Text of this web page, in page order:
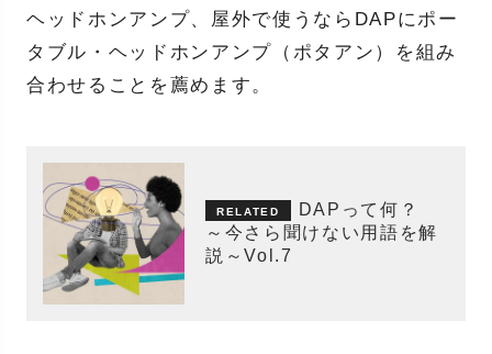
ヘッドホンアンプ、屋外で使うならDAPにポー
タブル・ヘッドホンアンプ（ポタアン）を組み
合わせることを薦めます。
DAPって何？
～今さら聞けない用語を解
説～Vol.7